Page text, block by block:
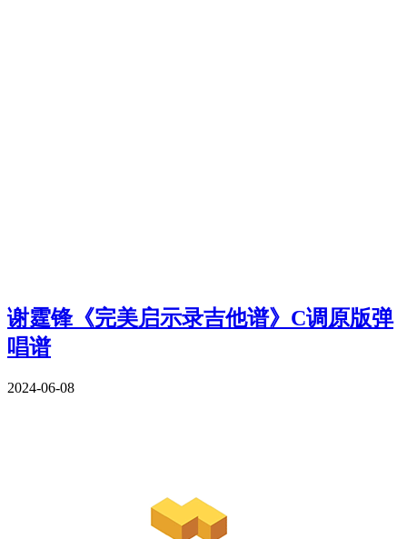
谢霆锋《完美启示录吉他谱》C调原版弹
唱谱
2024-06-08